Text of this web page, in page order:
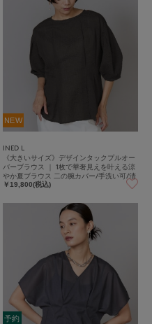
NEW
INED L
《大きいサイズ》デザインタックプルオー
バーブラウス ｜ 1枚で華奢見えを叶える涼
やか夏ブラウス 二の腕カバー/手洗い可/清
涼感/着やせ
￥19,800(税込)
予約